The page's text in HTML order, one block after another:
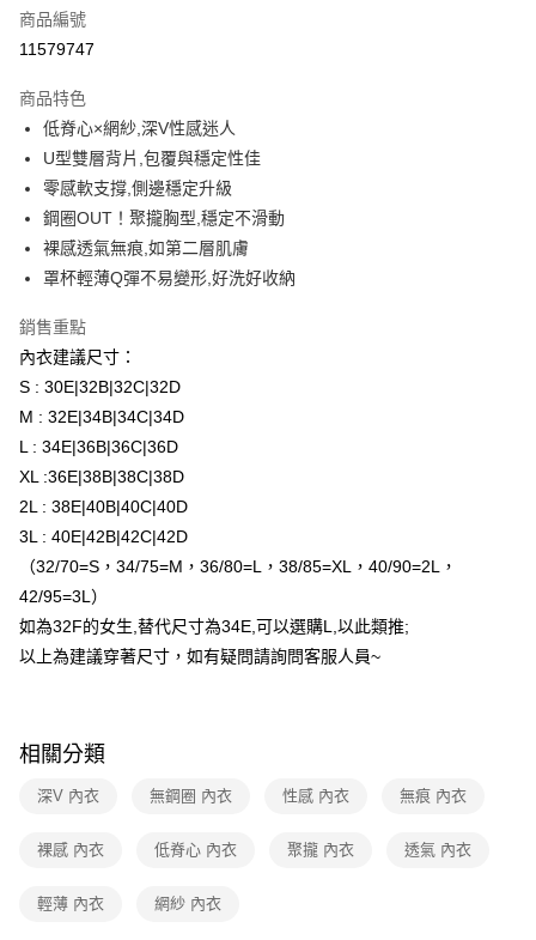
信用卡分期付款
合作金庫商業銀行
華南商業銀行
上海商業儲蓄銀行
國泰世華商業銀行
臺灣中小企業銀行
匯豐（台灣）商業銀行
聯邦商業銀行
元大商業銀行
永豐商業銀行
台新國際商業銀行
台灣樂天信用卡公司
超商取貨付款
LINE Pay
Apple Pay
街口支付
運送方式
全家取貨付款
每筆NT$80，滿NT$1,500(含以上)免運費
付款後全家取貨
每筆NT$80，滿NT$1,500(含以上)免運費
7-11取貨付款
每筆NT$80，滿NT$1,500(含以上)免運費
付款後7-11取貨
每筆NT$80，滿NT$1,500(含以上)免運費
間）
免運費
商品編號
11579747
商品特色
低脊心×網紗,深V性感迷人
U型雙層背片,包覆與穩定性佳
零感軟支撐,側邊穩定升級
鋼圈OUT！聚攏胸型,穩定不滑動
裸感透氣無痕,如第二層肌膚
罩杯輕薄Q彈不易變形,好洗好收納
銷售重點
內衣建議尺寸：
S : 30E|32B|32C|32D
M : 32E|34B|34C|34D
L : 34E|36B|36C|36D
XL :36E|38B|38C|38D
2L : 38E|40B|40C|40D
3L : 40E|42B|42C|42D
（32/70=S，34/75=M，36/80=L，38/85=XL，40/90=2L，
42/95=3L）
如為32F的女生,替代尺寸為34E,可以選購L,以此類推;
以上為建議穿著尺寸，如有疑問請詢問客服人員~
相關分類
深V 內衣 無鋼圈 內衣 性感 內衣 無痕 內衣
裸感 內衣 低脊心 內衣 聚攏 內衣 透氣 內衣
輕薄 內衣 網紗 內衣